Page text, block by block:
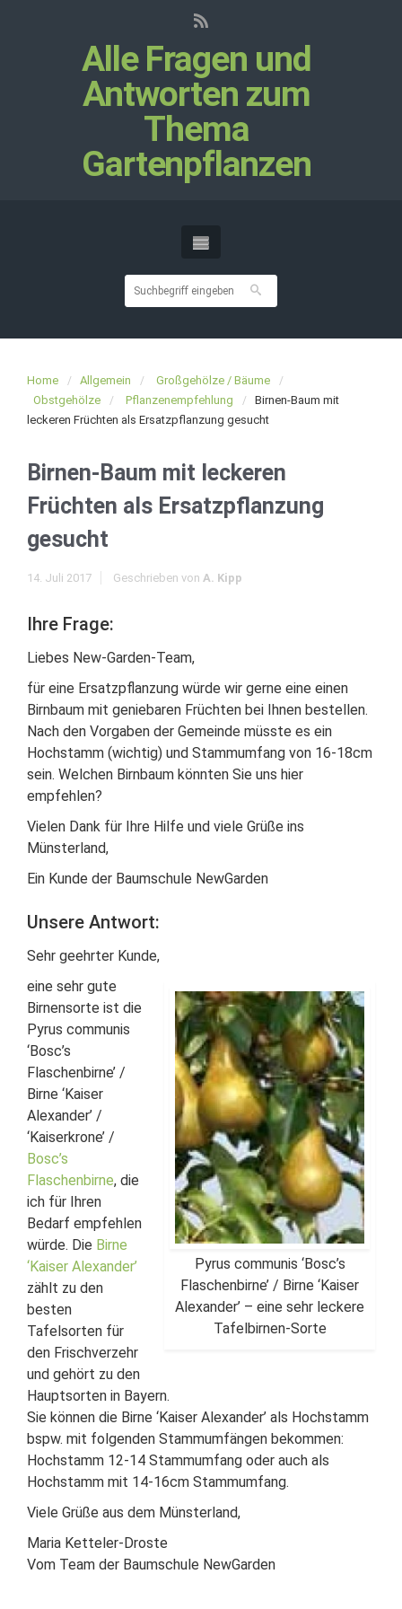
Alle Fragen und
Antworten zum
Thema
Gartenpflanzen
Home Allgemein
Großgehölze / Bäume
Obstgehölze
Pflanzenempfehlung
Birnen-Baum mit
leckeren Früchten als Ersatzpflanzung gesucht
Birnen-Baum mit leckeren
Früchten als Ersatzpflanzung
gesucht
14. Juli 2017 Geschrieben von A. Kipp
Ihre Frage:
Liebes New-Garden-Team,
für eine Ersatzpflanzung würde wir gerne eine einen
Birnbaum mit geniebaren Früchten bei Ihnen bestellen.
Nach den Vorgaben der Gemeinde müsste es ein
Hochstamm (wichtig) und Stammumfang von 16-18cm
sein. Welchen Birnbaum könnten Sie uns hier
empfehlen?
Vielen Dank für Ihre Hilfe und viele Grüße ins
Münsterland,
Ein Kunde der Baumschule NewGarden
Unsere Antwort:
Sehr geehrter Kunde,
Pyrus communis ‘Bosc’s
Flaschenbirne’ / Birne ‘Kaiser
Alexander’ – eine sehr leckere
Tafelbirnen-Sorte
eine sehr gute
Birnensorte ist die
Pyrus communis
‘Bosc’s
Flaschenbirne’ /
Birne ‘Kaiser
Alexander’ /
‘Kaiserkrone’ /
Bosc’s
Flaschenbirne, die
ich für Ihren
Bedarf empfehlen
würde. Die Birne
‘Kaiser Alexander’
zählt zu den
besten
Tafelsorten für
den Frischverzehr
und gehört zu den
Hauptsorten in Bayern.
Sie können die Birne ‘Kaiser Alexander’ als Hochstamm
bspw. mit folgenden Stammumfängen bekommen:
Hochstamm 12-14 Stammumfang oder auch als
Hochstamm mit 14-16cm Stammumfang.
Viele Grüße aus dem Münsterland,
Maria Ketteler-Droste
Vom Team der Baumschule NewGarden